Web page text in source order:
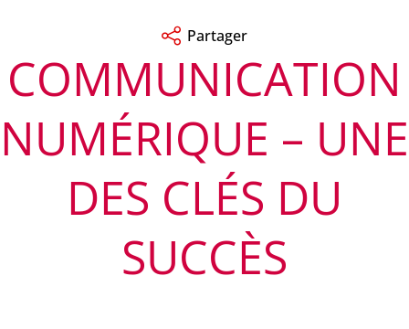
Partager
COMMUNICATION
NUMÉRIQUE – UNE
DES CLÉS DU
SUCCÈS